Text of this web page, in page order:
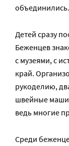
Детей сразу
Беженцев
с музеями, с
край.
рукоделию,
швейные
ведь многие
Среди